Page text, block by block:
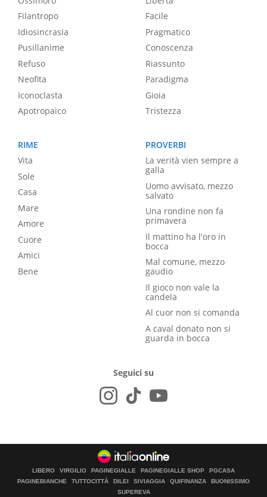
Filantropo
Idiosincrasia
Pusillanime
Refuso
Neofita
Iconoclasta
Apotropaico
Facile
Pragmatico
Conoscenza
Riassunto
Paradigma
Gioia
Tristezza
RIME
Vita
Sole
Casa
Mare
Amore
Cuore
Amici
Bene
PROVERBI
La verità vien sempre a
galla
Uomo avvisato, mezzo
salvato
Una rondine non fa
primavera
Il mattino ha l'oro in
bocca
Mal comune, mezzo
gaudio
Il gioco non vale la
candela
Al cuor non si comanda
A caval donato non si
guarda in bocca
Seguici su
LIBERO VIRGILIO PAGINEGIALLE PAGINEGIALLE SHOP
PGCASA
PAGINEBIANCHE
TUTTOCITTÀ DILEI SIVIAGGIA QUIFINANZA
BUONISSIMO
SUPEREVA